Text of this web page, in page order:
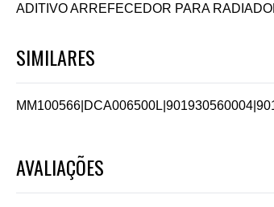
ADITIVO ARREFECEDOR PARA
SIMILARES
MM100566 DCA006500L 901930560004
AVALIAÇÕES